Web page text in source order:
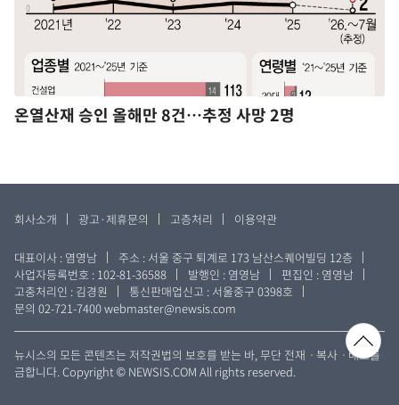
온열산재 승인 올해만 8건…추정 사망 2명
회사소개 광고·제휴문의 고층처리 이용약관
대표이사 : 염영남
주소 : 서울 중구 퇴계로 173 남산스퀘어빌딩 12층
사업자등록번호 : 102-81-36588
발행인 : 염영남
편집인 : 염영남
고충처리인 : 김경원
통신판매업신고 : 서울중구 0398호
문의 02-721-7400webmaster@newsis.com
뉴시스의 모든 콘텐츠는 저작권법의 보호를 받는 바, 무단 전재ㆍ복사ㆍ배포를
금합니다. Copyright © NEWSIS.COM All rights reserved.